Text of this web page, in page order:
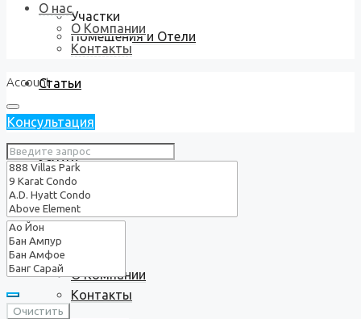
Участки
Помещения и Отели
Статьи
Услуги
О нас
О Компании
Контакты
О нас
О Компании
Контакты
Account
Консультация
Очистить